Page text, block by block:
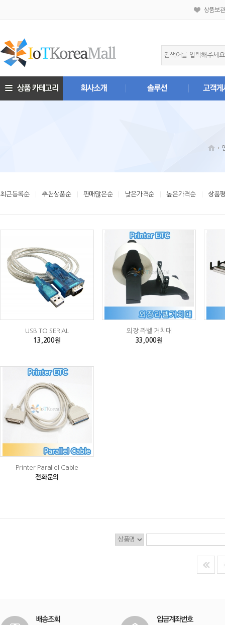
상품보
최근등록순 추천상품순 판매많은순 낮은가격순 높은가격순 상품
USB TO SERIAL
13,200원
외장 라벨 거치대
33,000원
Printer Parallel Cable
전화문의